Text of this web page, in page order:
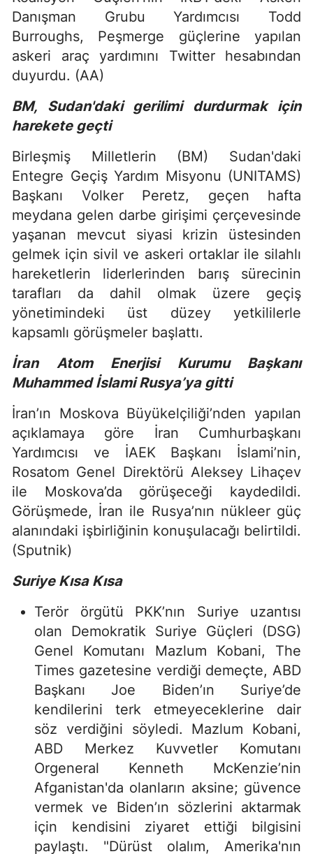
Danışman Grubu Yardımcısı Todd
Burroughs, Peşmerge güçlerine yapılan
askeri araç yardımını Twitter hesabından
duyurdu. (AA)
BM, Sudan'daki gerilimi durdurmak için
harekete geçti
Birleşmiş Milletlerin (BM) Sudan'daki
Entegre Geçiş Yardım Misyonu (UNITAMS)
Başkanı Volker Peretz, geçen hafta
meydana gelen darbe girişimi çerçevesinde
yaşanan mevcut siyasi krizin üstesinden
gelmek için sivil ve askeri ortaklar ile silahlı
hareketlerin liderlerinden barış sürecinin
tarafları da dahil olmak üzere geçiş
yönetimindeki üst düzey yetkililerle
kapsamlı görüşmeler başlattı.
İran Atom Enerjisi Kurumu Başkanı
Muhammed İslami Rusya’ya gitti
İran’ın Moskova Büyükelçiliği’nden yapılan
açıklamaya göre İran Cumhurbaşkanı
Yardımcısı ve İAEK Başkanı İslami’nin,
Rosatom Genel Direktörü Aleksey Lihaçev
ile Moskova’da görüşeceği kaydedildi.
Görüşmede, İran ile Rusya’nın nükleer güç
alanındaki işbirliğinin konuşulacağı belirtildi.
(Sputnik)
Suriye Kısa Kısa
Terör örgütü PKK’nın Suriye uzantısı
olan Demokratik Suriye Güçleri (DSG)
Genel Komutanı Mazlum Kobani, The
Times gazetesine verdiği demeçte, ABD
Başkanı Joe Biden’ın Suriye’de
kendilerini terk etmeyeceklerine dair
söz verdiğini söyledi. Mazlum Kobani,
ABD Merkez Kuvvetler Komutanı
Orgeneral Kenneth McKenzie’nin
Afganistan'da olanların aksine; güvence
vermek ve Biden’ın sözlerini aktarmak
için kendisini ziyaret ettiği bilgisini
paylaştı. "Dürüst olalım, Amerika'nın